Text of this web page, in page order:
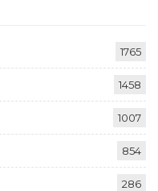
1765
1458
1007
854
286